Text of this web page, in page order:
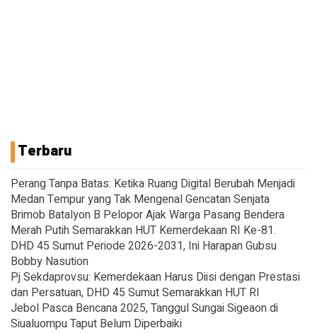
Terbaru
Perang Tanpa Batas: Ketika Ruang Digital Berubah Menjadi
Medan Tempur yang Tak Mengenal Gencatan Senjata
Brimob Batalyon B Pelopor Ajak Warga Pasang Bendera
Merah Putih Semarakkan HUT Kemerdekaan RI Ke-81.
DHD 45 Sumut Periode 2026-2031, Ini Harapan Gubsu
Bobby Nasution
Pj Sekdaprovsu: Kemerdekaan Harus Diisi dengan Prestasi
dan Persatuan, DHD 45 Sumut Semarakkan HUT RI
Jebol Pasca Bencana 2025, Tanggul Sungai Sigeaon di
Siualuompu Taput Belum Diperbaiki